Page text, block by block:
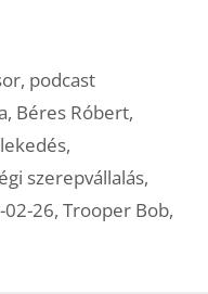
, podcast
, Béres Róbert,
,
szerepvállalás,
02-26, Trooper Bob,